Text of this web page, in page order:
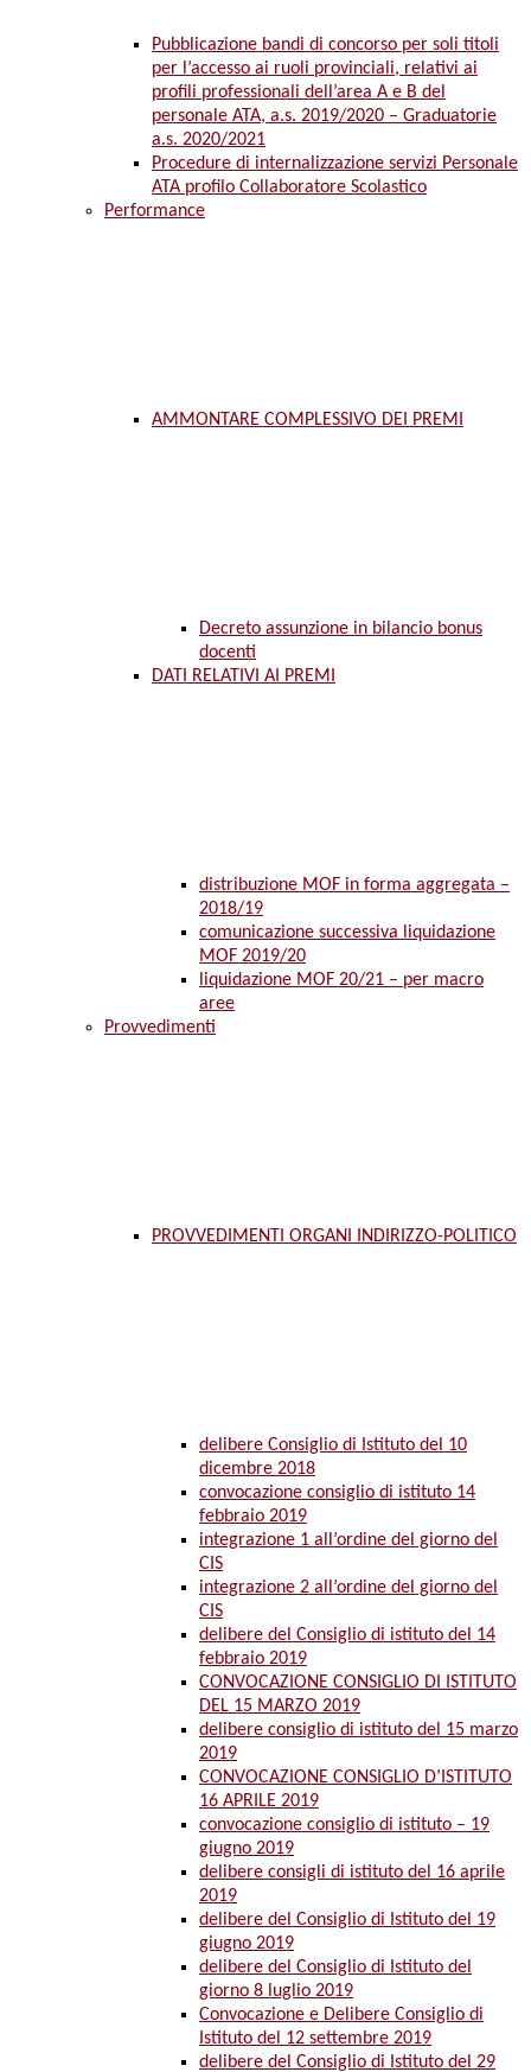
Pubblicazione bandi di concorso per soli titoli
per l’accesso ai ruoli provinciali, relativi ai
profili professionali dell’area A e B del
personale ATA, a.s. 2019/2020 – Graduatorie
a.s. 2020/2021
Procedure di internalizzazione servizi Personale
ATA profilo Collaboratore Scolastico
Performance
AMMONTARE COMPLESSIVO DEI PREMI
Decreto assunzione in bilancio bonus
docenti
DATI RELATIVI AI PREMI
distribuzione MOF in forma aggregata –
2018/19
comunicazione successiva liquidazione
MOF 2019/20
liquidazione MOF 20/21 – per macro
aree
Provvedimenti
PROVVEDIMENTI ORGANI INDIRIZZO-POLITICO
delibere Consiglio di Istituto del 10
dicembre 2018
convocazione consiglio di istituto 14
febbraio 2019
integrazione 1 all’ordine del giorno del
CIS
integrazione 2 all’ordine del giorno del
CIS
delibere del Consiglio di istituto del 14
febbraio 2019
CONVOCAZIONE CONSIGLIO DI ISTITUTO
DEL 15 MARZO 2019
delibere consiglio di istituto del 15 marzo
2019
CONVOCAZIONE CONSIGLIO D’ISTITUTO
16 APRILE 2019
convocazione consiglio di istituto – 19
giugno 2019
delibere consigli di istituto del 16 aprile
2019
delibere del Consiglio di Istituto del 19
giugno 2019
delibere del Consiglio di Istituto del
giorno 8 luglio 2019
Convocazione e Delibere Consiglio di
Istituto del 12 settembre 2019
delibere del Consiglio di Istituto del 29